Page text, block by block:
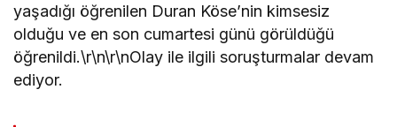
yaşadığı öğrenilen Duran Köse’nin kimsesiz
olduğu ve en son cumartesi günü görüldüğü
öğrenildi.\r\n\r\nOlay ile ilgili soruşturmalar devam
ediyor.